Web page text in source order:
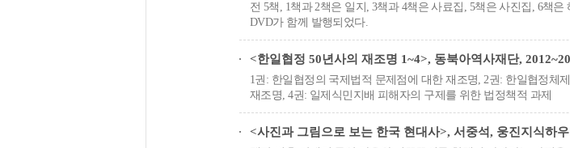
전 5책, 1책과 2책은 일지, 3책과 4책은 사료집, 5책은 사진집, 6책
DVD가 함께 발행되었다.
<한일협정 50년사의 재조명 1~4>, 동북아역사재단,
1권: 한일협정의 국제법적 문제점에 대한 재조명, 2권: 한일협정체
재조명, 4권: 일제식민지배 피해자의 구제를 위한 법정책적 과제
<사진과 그림으로 보는 한국 현대사>, 서중석, 웅진지식하